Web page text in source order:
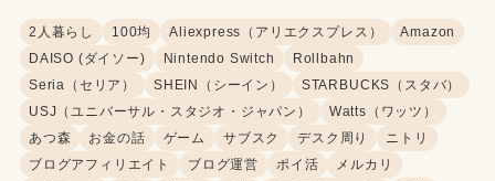
2人暮らし 100均 Aliexpress（アリエクスプレス）
Amazon
DAISO (ダイソー)
Nintendo Switch
Rollbahn
Seria（セリア）
SHEIN（シーイン）
STARBUCKS（スタバ）
USJ（ユニバーサル・スタジオ・ジャパン）
Watts（ワッツ）
あつ森
お金の話 ゲーム サブスク デスク周り
ニトリ
ブログアフィリエイト
ブログ運営 ポイ活
メルカリ